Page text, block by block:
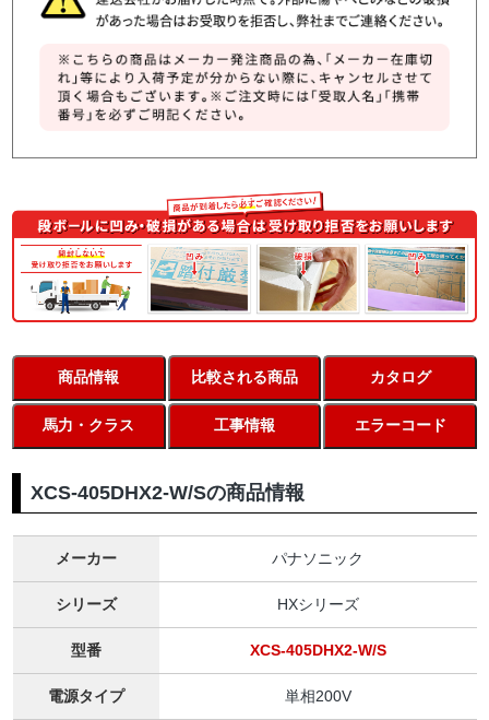
商品情報 比較される商品 カタログ
馬力・クラス 工事情報 エラーコード
XCS-405DHX2-W/Sの商品情報
メーカー パナソニック
シリーズ HXシリーズ
型番 XCS-405DHX2-W/S
電源タイプ 単相200V